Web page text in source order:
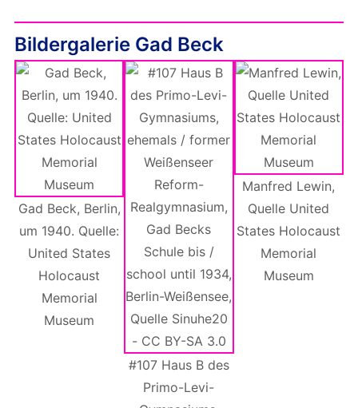
Bildergalerie Gad Beck
Gad Beck, Berlin,
um 1940. Quelle:
United States
Holocaust
Memorial
Museum
#107 Haus B des
Primo-Levi-
Manfred Lewin,
Quelle United
States Holocaust
Memorial
Museum